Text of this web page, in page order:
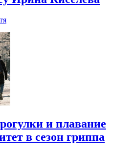
и плавание
в сезон гриппа